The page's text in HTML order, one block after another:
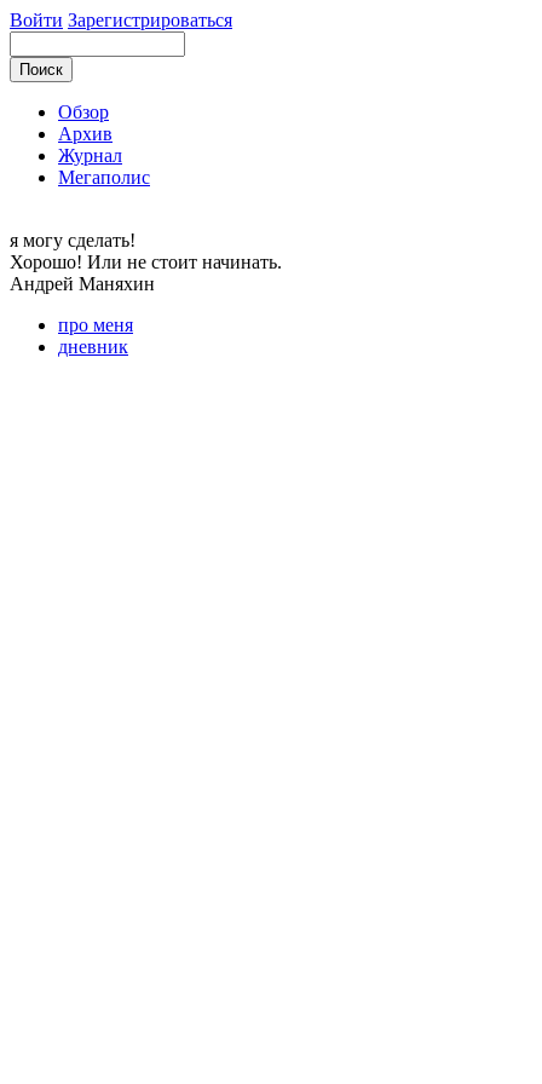
Войти Зарегистрироваться
Обзор
Архив
Журнал
Мегаполис
я могу сделать!
Хорошо! Или не стоит начинать.
Андрей Маняхин
про меня
дневник